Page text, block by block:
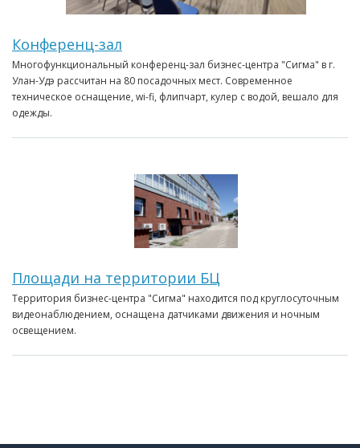
Конференц-зал
Многофункциональный конференц-зал бизнес-центра "Сигма" в г.
Улан-Удэ рассчитан на 80 посадочных мест. Современное
техническое оснащение, wi-fi, флипчарт, кулер с водой, вешало для
одежды.
Площади на территории БЦ
Территория бизнес-центра "Сигма" находится под круглосуточным
видеонаблюдением, оснащена датчиками движения и ночным
освещением.